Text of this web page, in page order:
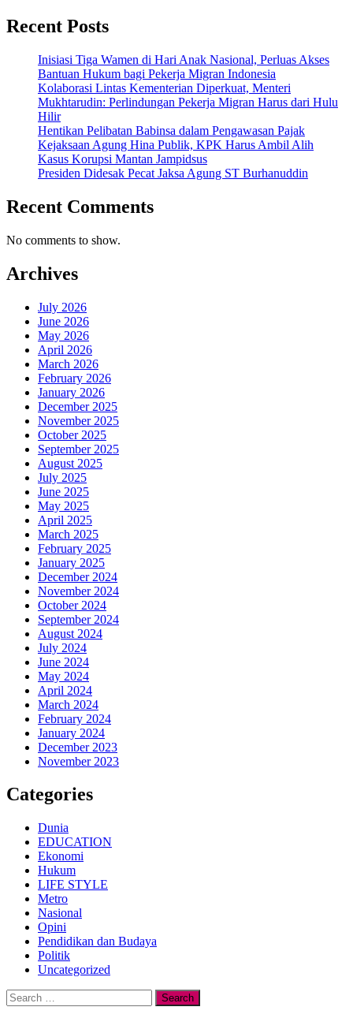
Recent Posts
Inisiasi Tiga Wamen di Hari Anak Nasional, Perluas Akses
Bantuan Hukum bagi Pekerja Migran Indonesia
Kolaborasi Lintas Kementerian Diperkuat, Menteri
Mukhtarudin: Perlindungan Pekerja Migran Harus dari Hulu
Hilir
Hentikan Pelibatan Babinsa dalam Pengawasan Pajak
Kejaksaan Agung Hina Publik, KPK Harus Ambil Alih
Kasus Korupsi Mantan Jampidsus
Presiden Didesak Pecat Jaksa Agung ST Burhanuddin
Recent Comments
No comments to show.
Archives
July 2026
June 2026
May 2026
April 2026
March 2026
February 2026
January 2026
December 2025
November 2025
October 2025
September 2025
August 2025
July 2025
June 2025
May 2025
April 2025
March 2025
February 2025
January 2025
December 2024
November 2024
October 2024
September 2024
August 2024
July 2024
June 2024
May 2024
April 2024
March 2024
February 2024
January 2024
December 2023
November 2023
Categories
Dunia
EDUCATION
Ekonomi
Hukum
LIFE STYLE
Metro
Nasional
Opini
Pendidikan dan Budaya
Politik
Uncategorized
Search
for: